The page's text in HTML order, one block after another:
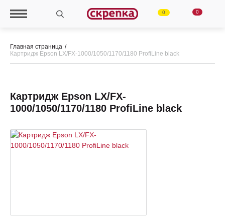
0 0
Главная страница
Картридж Epson LX/FX-1000/1050/1170/1180 ProfiLine black
Картридж Epson LX/FX-
1000/1050/1170/1180 ProfiLine black